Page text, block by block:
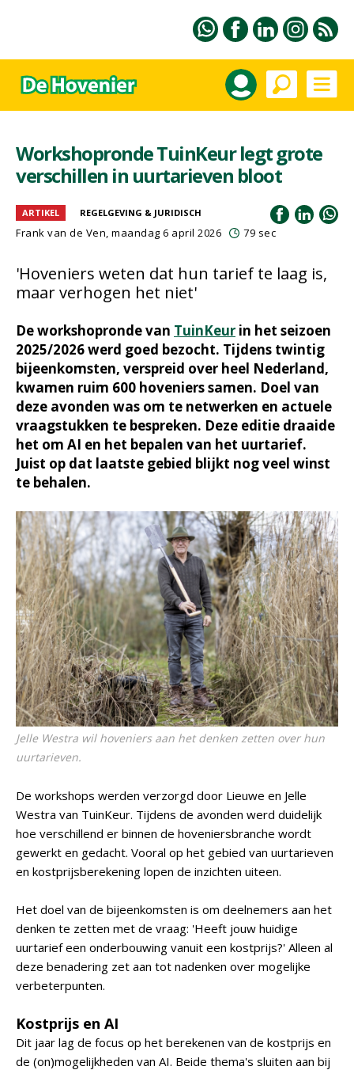
Workshopronde TuinKeur legt grote
verschillen in uurtarieven bloot
ARTIKEL REGELGEVING & JURIDISCH
Frank van de Ven, maandag 6 april 2026 79 sec
'Hoveniers weten dat hun tarief te laag is,
maar verhogen het niet'
De workshopronde van TuinKeur in het seizoen
2025/2026 werd goed bezocht. Tijdens twintig
bijeenkomsten, verspreid over heel Nederland,
kwamen ruim 600 hoveniers samen. Doel van
deze avonden was om te netwerken en actuele
vraagstukken te bespreken. Deze editie draaide
het om AI en het bepalen van het uurtarief.
Juist op dat laatste gebied blijkt nog veel winst
te behalen.
Jelle Westra wil hoveniers aan het denken zetten over hun
uurtarieven.
De workshops werden verzorgd door Lieuwe en Jelle
Westra van TuinKeur. Tijdens de avonden werd duidelijk
hoe verschillend er binnen de hoveniersbranche wordt
gewerkt en gedacht. Vooral op het gebied van uurtarieven
en kostprijsberekening lopen de inzichten uiteen.
Het doel van de bijeenkomsten is om deelnemers aan het
denken te zetten met de vraag: 'Heeft jouw huidige
uurtarief een onderbouwing vanuit een kostprijs?' Alleen al
deze benadering zet aan tot nadenken over mogelijke
verbeterpunten.
Kostprijs en AI
Dit jaar lag de focus op het berekenen van de kostprijs en
de (on)mogelijkheden van AI. Beide thema's sluiten aan bij